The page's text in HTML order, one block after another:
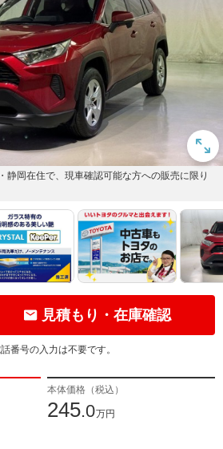
静岡在住で、現車確認可能な方への販売に限り
見積もり・在庫確認
番号の入力は不要です。
本体価格（税込）
245.0万円